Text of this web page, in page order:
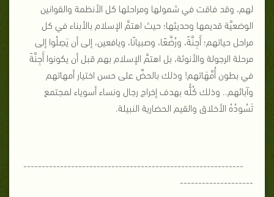
لهم، وقد فاقت في شمولها ومراحلها كل الأنظمة والقوانين
الوضعيَّة قديمها وحديثها؛ حيث اهتمَّ الإسلام بالأبناء في كل
مراحل حياتهم؛ أَجِنَّةً، ورُضَّعًا، وصبيانًا، ويافعين، إلى أن يَصِلُوا إلى
مرحلة الرجولة والأنوثة، بل اهتمَّ الإسلام بهم قبل أن يكونوا أَجِنَّةً
في بطون أُمَّهَاتهم! وذلك بالحضِّ على حسن اختيار أمهاتهم
وآبائهم.. وذلك كُلُّه بهدف إخراج رجال ونساء أسوياء لمجتمع
تَسُودُهُ الأخلاق والقيم الحضارية النبيلة.
------------------------------------------------------------
--------------------